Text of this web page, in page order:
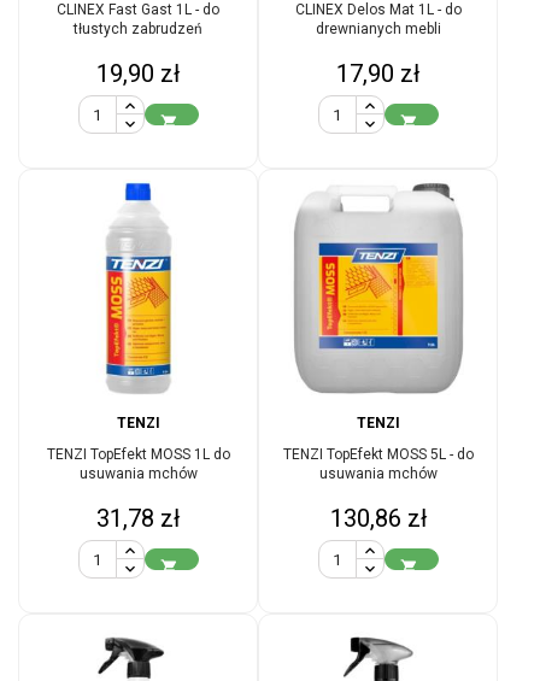
CLINEX Fast Gast 1L - do
tłustych zabrudzeń
Cena
19,90 zł

CLINEX Delos Mat 1L - do
drewnianych mebli
Cena
17,90 zł

TENZI
TENZI TopEfekt MOSS 1L do
usuwania mchów
Cena
31,78 zł

TENZI
TENZI TopEfekt MOSS 5L - do
usuwania mchów
Cena
130,86 zł
